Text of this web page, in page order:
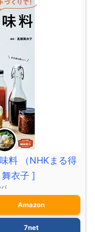
料 （NHKまる得
衣子 ]
バ
Amazon
7net